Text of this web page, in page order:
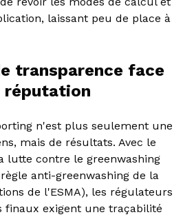
laissant peu de place à
transparence face
réputation
n'est plus seulement une
mais de résultats. Avec le
lutte contre le greenwashing
anti-greenwashing de la
de l'ESMA), les régulateurs
finaux exigent une traçabilité